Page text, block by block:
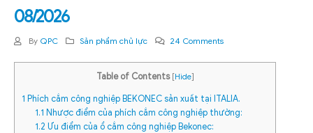
08/2026
By QPC Sản phẩm chủ lực 24 Comments
Table of Contents [Hide]
1 Phích cắm công nghiệp BEKONEC sản xuất tại ITALIA.
1.1 Nhược điểm của phích cắm công nghiệp thường:
1.2 Ưu điểm của ổ cắm công nghiệp Bekonec: